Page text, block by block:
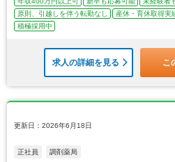
原則、引越しを伴う転勤なし
産休・育休取得実
積極採用中
求人の詳細を見る こ
更新日：2026年6月18日
正社員 調剤薬局